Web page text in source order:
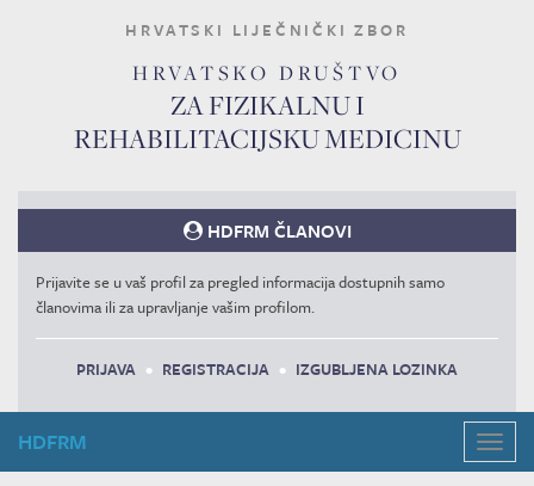
HRVATSKI LIJEČNIČKI ZBOR
HRVATSKO DRUŠTVO
ZA FIZIKALNU I
REHABILITACIJSKU MEDICINU
HDFRM ČLANOVI
Prijavite se u vaš profil za pregled informacija dostupnih samo
članovima ili za upravljanje vašim profilom.
PRIJAVA • REGISTRACIJA • IZGUBLJENA LOZINKA
HDFRM